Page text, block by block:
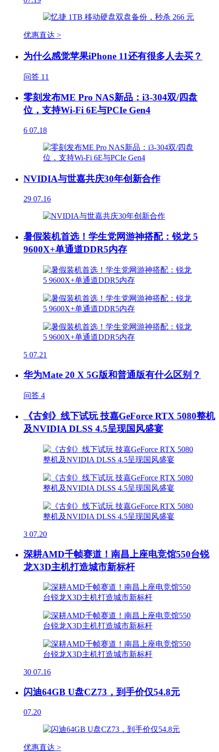
优惠直达 >
为什么感觉苹果iPhone 11还有很多人去买？
问答 11
零刻发布ME Pro NAS新品：i3-304双/四盘
位，支持Wi-Fi 6E与PCIe Gen4
6 07.18
NVIDIA与世嘉共庆30年创新合作
29 07.16
暑假装机首选！学生党网游神搭配：锐龙 5
9600X+单通道DDR5内存
5 07.21
华为Mate 20 X 5G版和普通版有什么区别？
问答 4
《古剑》线下试玩 技嘉GeForce RTX 5080整机
及NVIDIA DLSS 4.5呈现国风盛宴
3 07.20
深耕AMD千帧赛道！南昌上座电竞馆550台锐
龙X3D主机打造城市新标杆
30 07.16
闪迪64GB U盘CZ73，到手价仅54.8元
07.20
优惠直达 >